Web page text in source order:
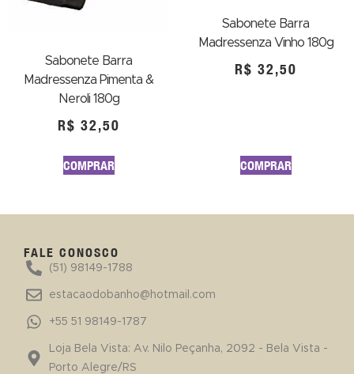
Sabonete Barra
Madressenza Pimenta &
Neroli 180g
R$ 32,50
COMPRAR
Sabonete Barra
Madressenza Vinho 180g
R$ 32,50
COMPRAR
FALE CONOSCO
(51) 98149-1788
estacaodobanho@hotmail.com
+55 51 98149-1787
Loja Bela Vista: Av. Nilo Peçanha, 2092 - Bela Vista -
Porto Alegre/RS